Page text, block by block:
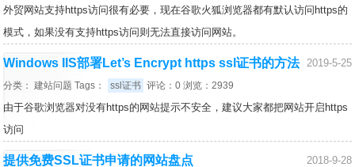
外贸网站支持https访问很有必要，现在谷歌火狐浏览器都有默认访问https的
模式，如果没有支持https访问则无法直接访问网站。
2019-5-25
Windows IIS部署Let’s Encrypt https ssl证书的方法
分类：建站问题 Tags： ssl证书 评论：0 浏览：2939
由于谷歌浏览器对没有https的网站提示不安全，建议大家都把网站开启https
访问
2018-9-28
提供免费SSL证书申请的网站盘点